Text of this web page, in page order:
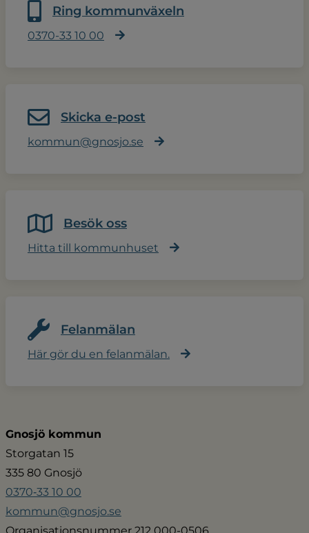
Ring kommunväxeln
0370-33 10 00
Skicka e-post
kommun@gnosjo.se
Besök oss
Hitta till kommunhuset
Felanmälan
Här gör du en felanmälan.
Gnosjö kommun
Storgatan 15
335 80 Gnosjö
0370‑33 10 00
kommun@gnosjo.se